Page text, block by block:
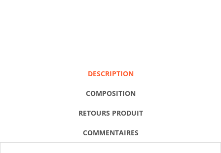
DESCRIPTION
COMPOSITION
RETOURS PRODUIT
COMMENTAIRES